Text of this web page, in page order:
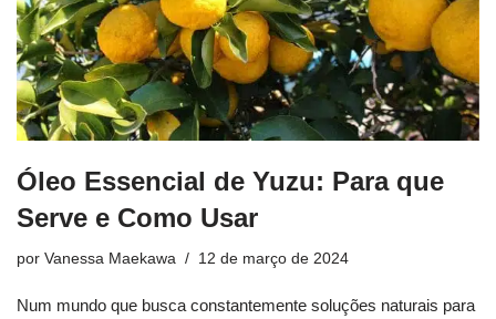
Óleo Essencial de Yuzu: Para que
Serve e Como Usar
por Vanessa Maekawa 12 de março de 2024
Num mundo que busca constantemente soluções naturais para